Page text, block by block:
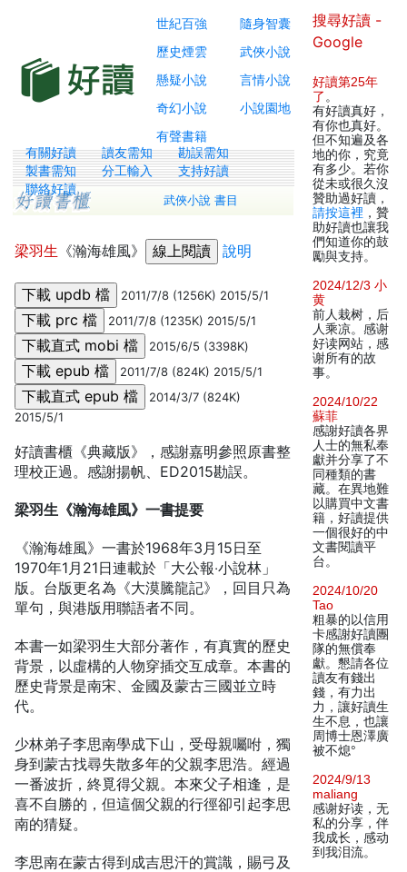
世紀百強
隨身智囊
歷史煙雲
武俠小說
懸疑小說
言情小說
奇幻小說
小說園地
有聲書籍
有關好讀 讀友需知
勘誤需知
製書需知
分工輸入
支持好讀
聯絡好讀
武俠小說 書目
梁羽生 《瀚海雄風》 說明
2011/7/8 (1256K) 2015/5/1
2011/7/8 (1235K) 2015/5/1
2015/6/5 (3398K)
2011/7/8 (824K) 2015/5/1
2014/3/7 (824K)
2015/5/1
好讀書櫃《典藏版》，感謝嘉明參照原書整
理校正過。感謝揚帆、ED2015勘誤。
梁羽生《瀚海雄風》一書提要
《瀚海雄風》一書於1968年3月15日至
1970年1月21日連載於「大公報‧小說林」
版。台版更名為《大漠騰龍記》，回目只為
單句，與港版用聯語者不同。
本書一如梁羽生大部分著作，有真實的歷史
背景，以虛構的人物穿插交互成章。本書的
歷史背景是南宋、金國及蒙古三國並立時
代。
少林弟子李思南學成下山，受母親囑咐，獨
身到蒙古找尋失散多年的父親李思浩。經過
一番波折，終覓得父親。本來父子相逢，是
喜不自勝的，但這個父親的行徑卻引起李思
南的猜疑。
李思南在蒙古得到成吉思汗的賞識，賜弓及
搜尋好讀 -
Google
好讀第25年
了 。
有好讀真好，
有你也真好。
但不知遍及各
地的你，究竟
有多少。若你
從未或很久沒
贊助過好讀，
請按這裡 ，贊
助好讀也讓我
們知道你的鼓
勵與支持。
2024/12/3 小
黄
前人栽树，后
人乘凉。感谢
好读网站，感
谢所有的故
事。
2024/10/22
蘇菲
感謝好讀各界
人士的無私奉
獻并分享了不
同種類的書
藏。在異地難
以購買中文書
籍，好讀提供
一個很好的中
文書閱讀平
台。
2024/10/20
Tao
粗暴的以信用
卡感謝好讀團
隊的無償奉
獻。懇請各位
讀友有錢出
錢，有力出
力，讓好讀生
生不息，也讓
周博士恩澤廣
被不熄°
2024/9/13
maliang
感谢好读，无
私的分享，伴
我成长，感动
到我泪流。